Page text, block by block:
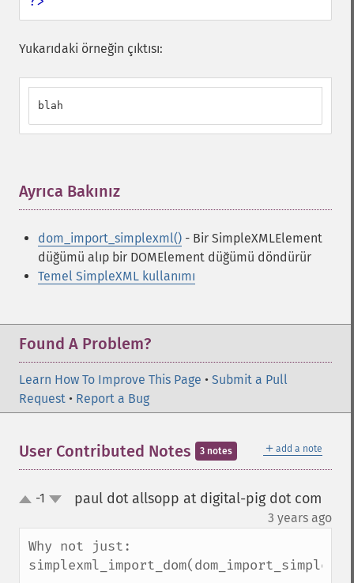
Yukarıdaki örneğin çıktısı:
blah
Ayrıca Bakınız
dom_import_simplexml() - Bir SimpleXMLElement
düğümü alıp bir DOMElement düğümü döndürür
Temel SimpleXML kullanımı
Found A Problem?
Learn How To Improve This Page • Submit a Pull
Request • Report a Bug
＋ add a note
User Contributed Notes 3 notes
up-1 paul dot allsopp at digital-pig dot com
3 years ago
Why not just: